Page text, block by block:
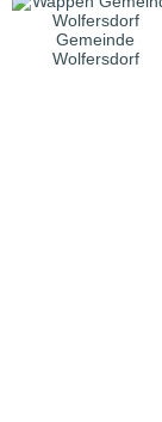
Gemeinde
Wolfersdorf